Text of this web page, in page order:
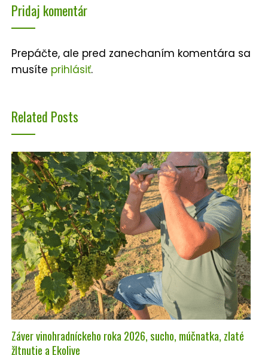
Pridaj komentár
Prepáčte, ale pred zanechaním komentára sa
musíte prihlásiť.
Related Posts
Záver vinohradníckeho roka 2026, sucho, múčnatka, zlaté
žltnutie a Ekolive